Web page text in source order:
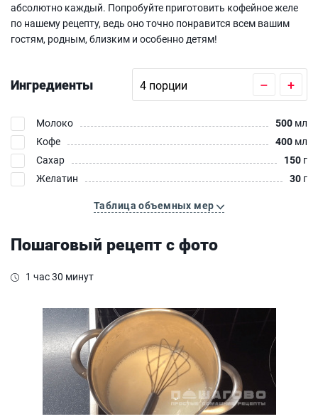
абсолютно каждый. Попробуйте приготовить кофейное желе
по нашему рецепту, ведь оно точно понравится всем вашим
гостям, родным, близким и особенно детям!
Ингредиенты – +
Молоко 500 мл
Кофе
400 мл
Сахар
150 г
Желатин
30 г
Таблица объемных мер
Пошаговый рецепт с фото
1 час 30 минут